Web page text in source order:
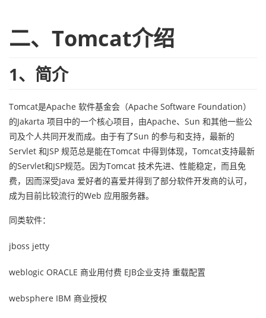
二、Tomcat介绍
1、简介
Tomcat是Apache 软件基金会（Apache Software Foundation）
的Jakarta 项目中的一个核心项目，由Apache、Sun 和其他一些公
司及个人共同开发而成。由于有了Sun 的参与和支持，最新的
Servlet 和JSP 规范总是能在Tomcat 中得到体现，Tomcat支持最新
的Servlet和JSP规范。因为Tomcat 技术先进、性能稳定，而且免
费，因而深受Java 爱好者的喜爱并得到了部分软件开发商的认可，
成为目前比较流行的Web 应用服务器。
同类软件：
jboss jetty
weblogic ORACLE 商业用付费 EJB企业支持 重载配置
websphere IBM 商业授权